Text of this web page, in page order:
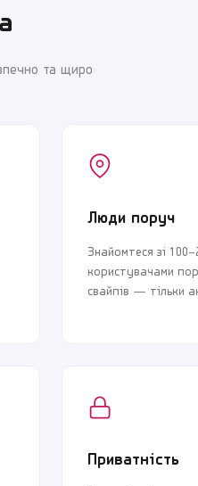
та щиро
Люди поруч
Знайомтеся зі
користувачами
свайпів — тільки
Приватність